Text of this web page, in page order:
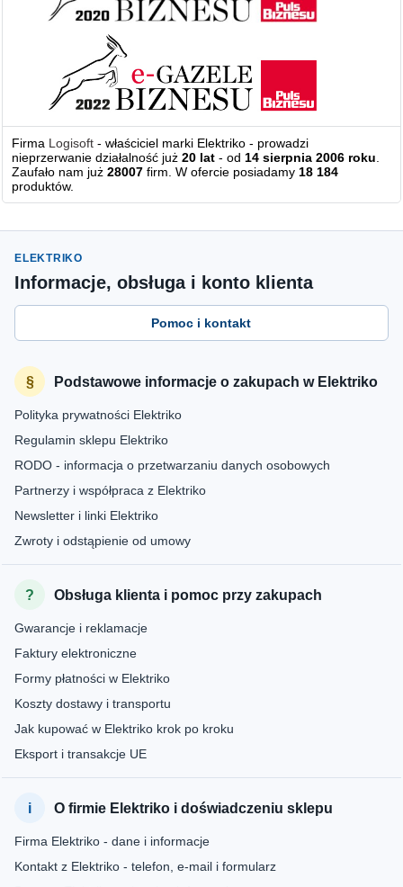
Firma Logisoft - właściciel marki Elektriko - prowadzi
nieprzerwanie działalność już20 lat - od14 sierpnia 2006 roku.
Zaufało nam już28007 firm. W ofercie posiadamy18 184
produktów.
ELEKTRIKO
Informacje, obsługa i konto klienta
Pomoc i kontakt
Podstawowe informacje o zakupach w Elektriko
Polityka prywatności Elektriko
Regulamin sklepu Elektriko
RODO - informacja o przetwarzaniu danych osobowych
Partnerzy i współpraca z Elektriko
Newsletter i linki Elektriko
Zwroty i odstąpienie od umowy
Obsługa klienta i pomoc przy zakupach
Gwarancje i reklamacje
Faktury elektroniczne
Formy płatności w Elektriko
Koszty dostawy i transportu
Jak kupować w Elektriko krok po kroku
Eksport i transakcje UE
O firmie Elektriko i doświadczeniu sklepu
Firma Elektriko - dane i informacje
Kontakt z Elektriko - telefon, e-mail i formularz